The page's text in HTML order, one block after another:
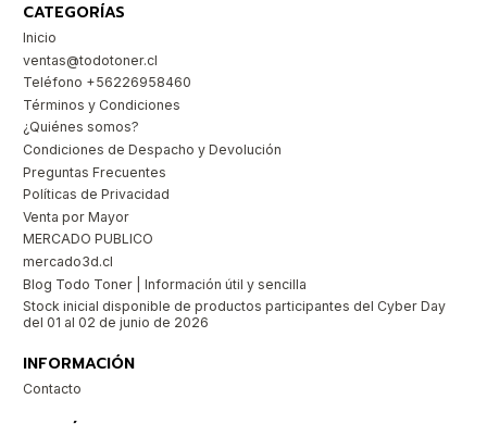
CATEGORÍAS
Inicio
ventas@todotoner.cl
Teléfono +56226958460
Términos y Condiciones
¿Quiénes somos?
Condiciones de Despacho y Devolución
Preguntas Frecuentes
Políticas de Privacidad
Venta por Mayor
MERCADO PUBLICO
mercado3d.cl
Blog Todo Toner | Información útil y sencilla
Stock inicial disponible de productos participantes del Cyber Day
del 01 al 02 de junio de 2026
INFORMACIÓN
Contacto